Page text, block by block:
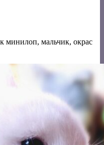
минилоп, мальчик, окрас